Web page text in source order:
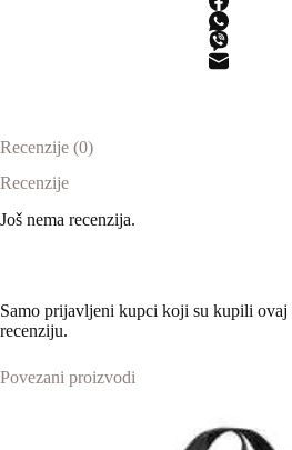
Recenzije (0)
Recenzije
Još nema recenzija.
Samo prijavljeni kupci koji su kupili ovaj
recenziju.
Povezani proizvodi